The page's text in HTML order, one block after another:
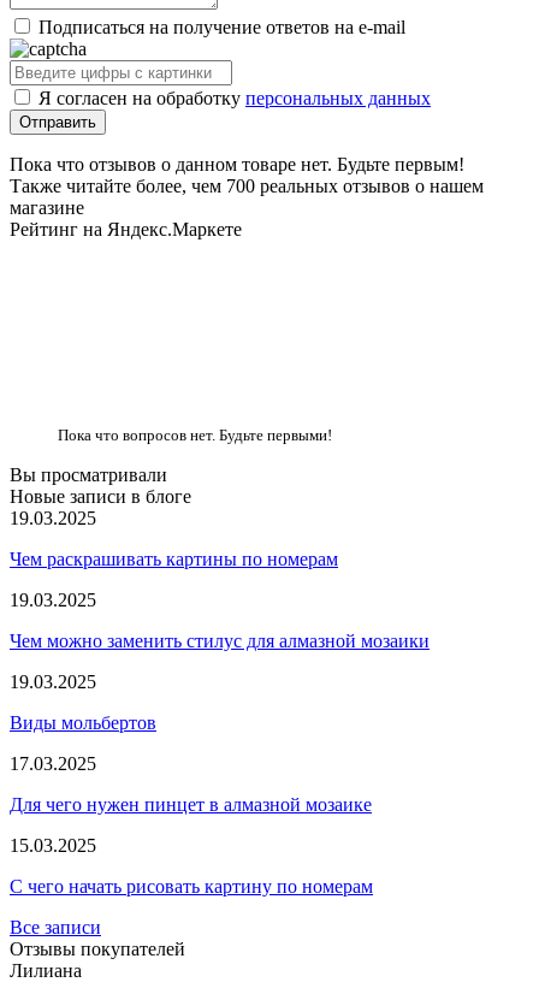
Подписаться на получение ответов на e-mail
Я согласен на обработку персональных данных
Пока что отзывов о данном товаре нет. Будьте первым!
Также читайте более, чем 700 реальных отзывов о нашем
магазине
Рейтинг на Яндекс.Маркете
Пока что вопросов нет. Будьте первыми!
Вы просматривали
Новые записи в блоге
19.03.2025
Чем раскрашивать картины по номерам
19.03.2025
Чем можно заменить стилус для алмазной мозаики
19.03.2025
Виды мольбертов
17.03.2025
Для чего нужен пинцет в алмазной мозаике
15.03.2025
С чего начать рисовать картину по номерам
Все записи
Отзывы покупателей
Лилиана